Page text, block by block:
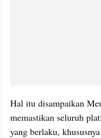
Hal itu disampaikan
memastikan seluruh
yang berlaku,